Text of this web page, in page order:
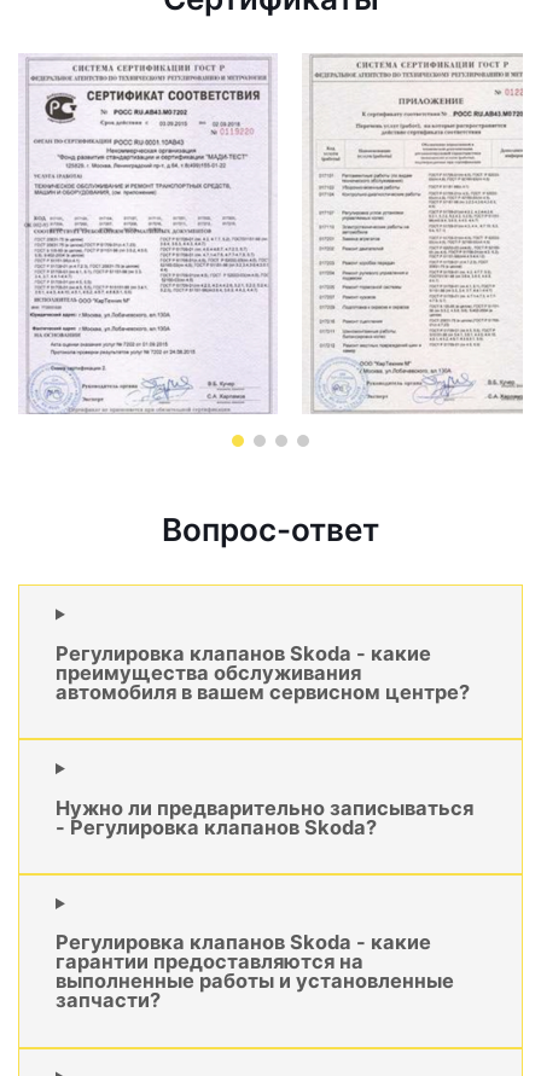
Вопрос-ответ
Регулировка клапанов Skoda - какие
преимущества обслуживания
автомобиля в вашем сервисном центре?
Нужно ли предварительно записываться
- Регулировка клапанов Skoda?
Регулировка клапанов Skoda - какие
гарантии предоставляются на
выполненные работы и установленные
запчасти?